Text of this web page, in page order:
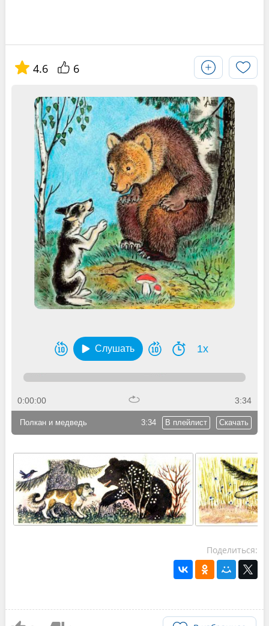
4.6 6
Слушать 1x
0:00:00 3:34
3:34 В плейлист Скачать
Полкан и медведь
Поделиться: